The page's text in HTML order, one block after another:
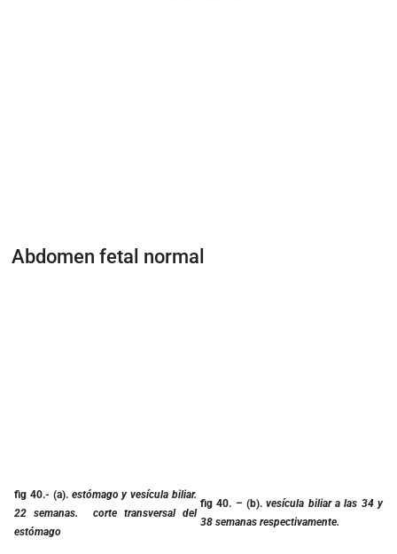
Abdomen fetal normal
fig 40.- (a). estómago y vesícula biliar.
22 semanas.
corte transversal del
estómago
fig 40. – (b).vesícula biliar a las 34 y
38 semanas respectivamente.